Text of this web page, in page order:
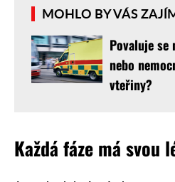
MOHLO BY VÁS
Povaluje se
nebo
vteřiny?
Každá fáze má svou